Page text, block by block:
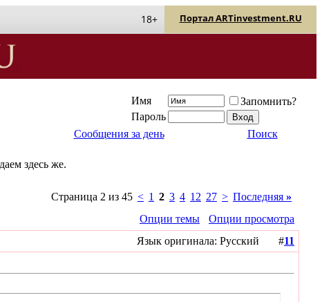
Портал ARTinvestment.RU
18+
Имя
Запомнить?
Пароль
Сообщения за день Поиск
здесь же.
Страница 2 из 45 < 1 2 3 4 12 27 > Последняя »
Опции темы
Опции просмотра
Язык оригинала: Русский #11